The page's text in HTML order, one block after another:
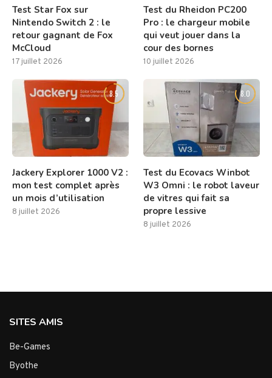
Test Star Fox sur
Nintendo Switch 2 : le
retour gagnant de Fox
McCloud
17 juillet 2026
Test du Rheidon PC200
Pro : le chargeur mobile
qui veut jouer dans la
cour des bornes
10 juillet 2026
8.5
Jackery Explorer 1000 V2 :
mon test complet après
un mois d’utilisation
8 juillet 2026
8.0
Test du Ecovacs Winbot
W3 Omni : le robot laveur
de vitres qui fait sa
propre lessive
8 juillet 2026
SITES AMIS
Be-Games
Byothe